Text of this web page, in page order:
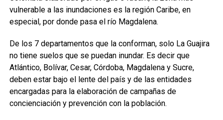
vulnerable a las inundaciones es la región Caribe, en
especial, por donde pasa el río Magdalena.
De los 7 departamentos que la conforman, solo La Guajira
no tiene suelos que se puedan inundar. Es decir que
Atlántico, Bolívar, Cesar, Córdoba, Magdalena y Sucre,
deben estar bajo el lente del país y de las entidades
encargadas para la elaboración de campañas de
concienciación y prevención con la población.